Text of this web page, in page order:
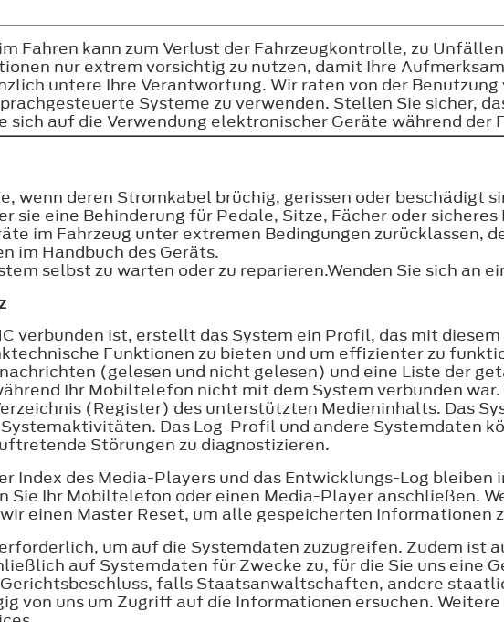
Fahren kann zum Verlust der Fahrzeugkontrolle, zu
nur extrem vorsichtig zu nutzen, damit Ihre
untere Ihre Verantwortung. Wir raten von der
Systeme zu verwenden. Stellen Sie sicher,
auf die Verwendung elektronischer Geräte während der
wenn deren Stromkabel brüchig, gerissen oder beschädigt
sie eine Behinderung für Pedale, Sitze, Fächer oder
im Fahrzeug unter extremen Bedingungen zurücklassen,
im Handbuch des Geräts.
selbst zu warten oder zu reparieren.Wenden Sie sich an
verbunden ist, erstellt das System ein Profil, das mit
Funktionen zu bieten und um effizienter zu
(gelesen und nicht gelesen) und eine Liste der
Ihr Mobiltelefon nicht mit dem System verbunden
(Register) des unterstützten Medieninhalts. Das
Das Log-Profil und andere Systemdaten
Störungen zu diagnostizieren.
Index des Media-Players und das Entwicklungs-Log
Sie Ihr Mobiltelefon oder einen Media-Player anschließen.
einen Master Reset, um alle gespeicherten Informationen
um auf die Systemdaten zuzugreifen. Zudem ist
auf Systemdaten für Zwecke zu, für die Sie uns eine
falls Staatsanwaltschaften, andere
von uns um Zugriff auf die Informationen ersuchen.